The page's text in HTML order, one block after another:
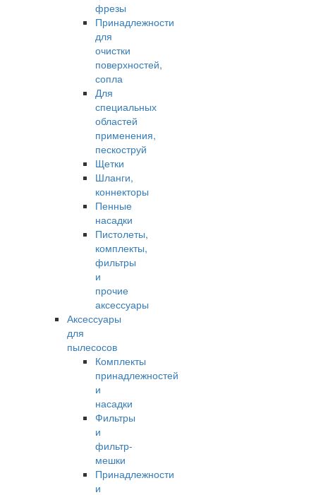
фрезы
Принадлежности
для
очистки
поверхностей,
сопла
Для
специальных
областей
применения,
пескоструй
Щетки
Шланги,
коннекторы
Пенные
насадки
Пистолеты,
комплекты,
фильтры
и
прочие
аксессуары
Аксессуары
для
пылесосов
Комплекты
принадлежностей
и
насадки
Фильтры
и
фильтр-
мешки
Принадлежности
и